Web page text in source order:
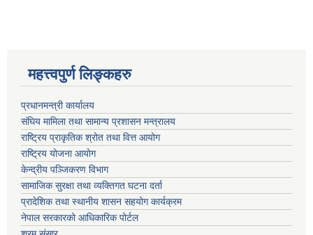
महत्त्वपुर्ण लिङ्कहरु
प्रधानमन्त्री कार्यालय
संघिय मामिला तथा सामान्य प्रशासन मन्त्रालय
राष्ट्रिय प्राकृतिक श्रोत तथा वित्त आयोग
राष्ट्रिय योजना आयोग
केन्द्रीय पञ्जिकरण विभाग
सामाजिक सुरक्षा तथा व्यक्तिगत घटना दर्ता
प्रादेशिक तथा स्थानीय शासन सहयोग कार्यक्रम
नेपाल सरकारको आधिकारिक पोर्टल